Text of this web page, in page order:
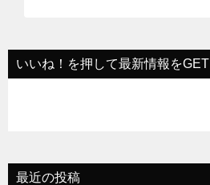
ョ
ン
いいね！を押して最新情報をGET
最近の投稿